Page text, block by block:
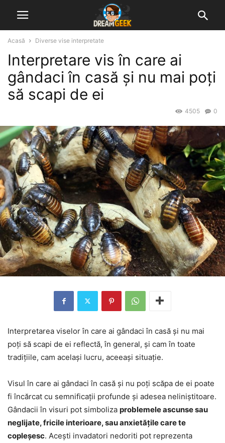
Acasă Diverse vise interpretate
Interpretare vis în care ai
gândaci în casă și nu mai poți
să scapi de ei
0
4505
Interpretarea viselor în care ai gândaci în casă și nu mai
poți să scapi de ei reflectă, în general, și cam în toate
tradițiile, cam același lucru, aceeași situație.
Visul în care ai gândaci în casă și nu poți scăpa de ei poate
fi încărcat cu semnificații profunde și adesea neliniștitoare.
Gândacii în visuri pot simboliza problemele ascunse sau
neglijate, fricile interioare, sau anxietățile care te
copleșesc. Acești invadatori nedoriti pot reprezenta